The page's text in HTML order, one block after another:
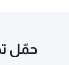
حمّل